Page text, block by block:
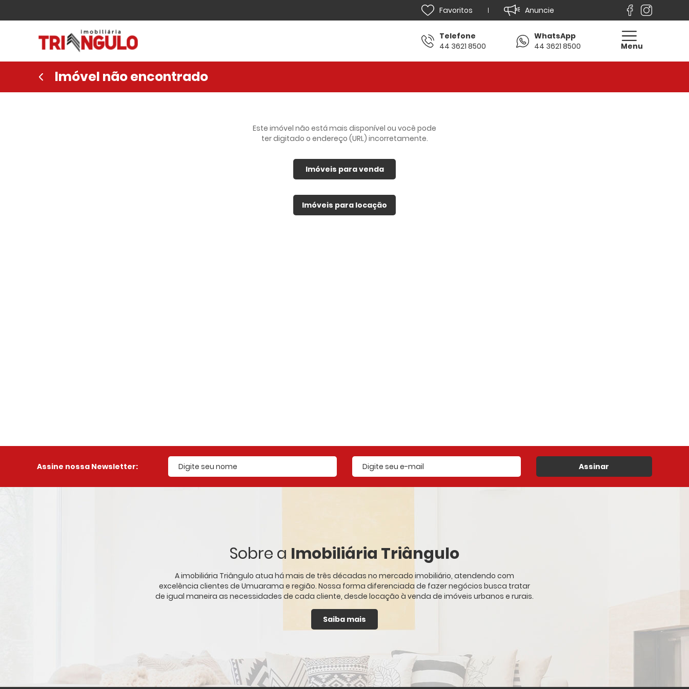
Favoritos Anuncie
Telefone
44 3621 8500
WhatsApp
44 3621 8500
Menu
Home
Locação
Financiamento
Imóvel não encontrado
Este imóvel não está mais disponível ou você pode
ter digitado o endereço (URL) incorretamente.
Imóveis para venda
Imóveis para locação
Assine nossa Newsletter: Assinar
E-mail cadastrado
Sobre a Imobiliária Triângulo
A imobiliária Triângulo atua há mais de três décadas no mercado imobiliário, atendendo com
excelência clientes de Umuarama e região. Nossa forma diferenciada de fazer negócios busca tratar
de igual maneira as necessidades de cada cliente, desde locação à venda de imóveis urbanos e rurais.
Saiba mais